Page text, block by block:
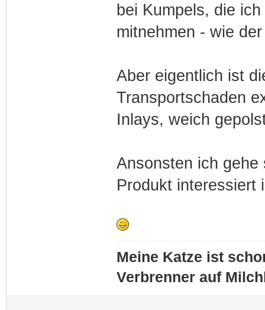
bei Kumpels, die
mitnehmen - wie
Aber eigentlich ist
Transportschaden
Inlays, weich
Ansonsten ich
Produkt interessiert
Meine Katze ist
Verbrenner auf